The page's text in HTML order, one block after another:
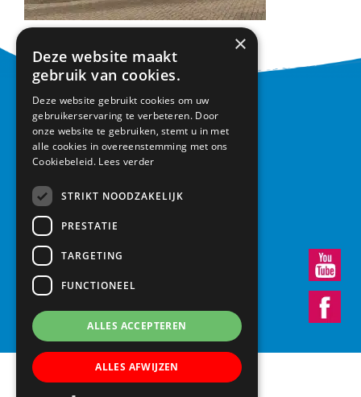
CONTACT
Basisschool Vroonestein
Lohengrinhof 15-17
030 – 6037291
×
Deze website maakt
gebruik van cookies.
Deze website gebruikt cookies om uw
gebruikerservaring te verbeteren. Door
onze website te gebruiken, stemt u in met
alle cookies in overeenstemming met ons
Cookiebeleid. Lees verder
STRIKT NOODZAKELIJK
PRESTATIE
TARGETING
FUNCTIONEEL
ALLES ACCEPTEREN
ALLES AFWIJZEN